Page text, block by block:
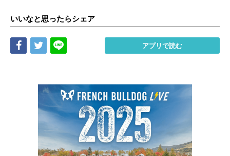
いいなと思ったらシェア
Share Tweet アプリで読む